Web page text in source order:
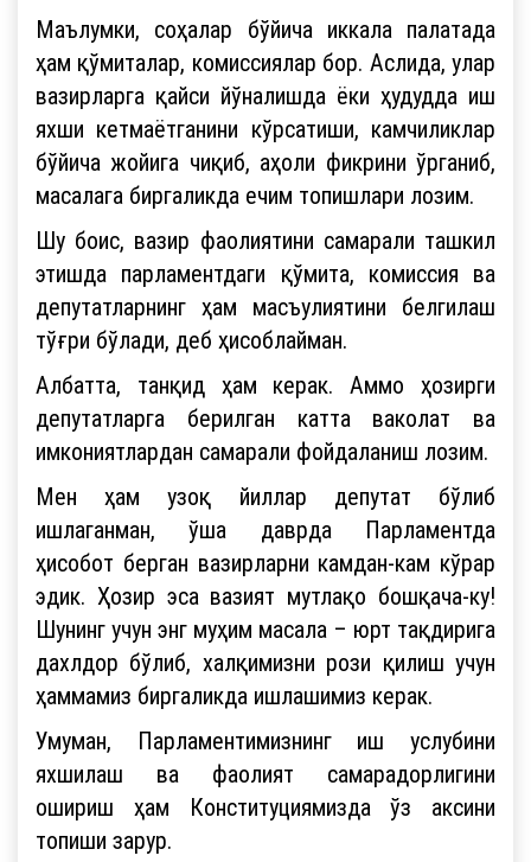
Маълумки, соҳалар бўйича иккала палатада
ҳам қўмиталар, комиссиялар бор. Аслида, улар
вазирларга қайси йўналишда ёки ҳудудда иш
яхши кетмаётганини кўрсатиши, камчиликлар
бўйича жойига чиқиб, аҳоли фикрини ўрганиб,
масалага биргаликда ечим топишлари лозим.
Шу боис, вазир фаолиятини самарали ташкил
этишда парламентдаги қўмита, комиссия ва
депутатларнинг ҳам масъулиятини белгилаш
тўғри бўлади, деб ҳисоблайман.
Албатта, танқид ҳам керак. Аммо ҳозирги
депутатларга берилган катта ваколат ва
имкониятлардан самарали фойдаланиш лозим.
Мен ҳам узоқ йиллар депутат бўлиб
ишлаганман, ўша даврда Парламентда
ҳисобот берган вазирларни камдан-кам кўрар
эдик. Ҳозир эса вазият мутлақо бошқача-ку!
Шунинг учун энг муҳим масала – юрт тақдирига
дахлдор бўлиб, халқимизни рози қилиш учун
ҳаммамиз биргаликда ишлашимиз керак.
Умуман, Парламентимизнинг иш услубини
яхшилаш ва фаолият самарадорлигини
ошириш ҳам Конституциямизда ўз аксини
топиши зарур.